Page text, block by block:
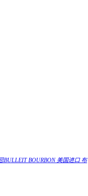
BOURBON 美国进口 布